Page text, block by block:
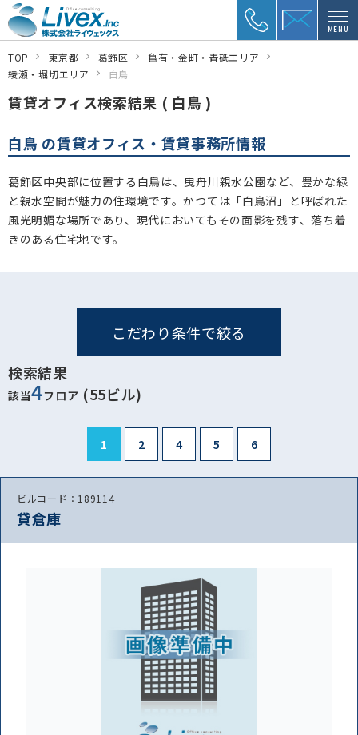
MENU
TOP 東京都 葛飾区
亀有・金町・青砥エリア
綾瀬・堀切エリア
白鳥
賃貸オフィス検索結果 ( 白鳥 )
白鳥 の賃貸オフィス・賃貸事務所情報
葛飾区中央部に位置する白鳥は、曳舟川親水公園など、豊かな緑
と親水空間が魅力の住環境です。かつては「白鳥沼」と呼ばれた
風光明媚な場所であり、現代においてもその面影を残す、落ち着
きのある住宅地です。
こだわり条件で絞る
検索結果
該当4 フロア (55ビル)
1 2 4 5 6
ビルコード：189114
貸倉庫